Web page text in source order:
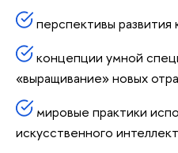
перспективы развития
концепции умной
«выращивание» новых
мировые практики
искусственного